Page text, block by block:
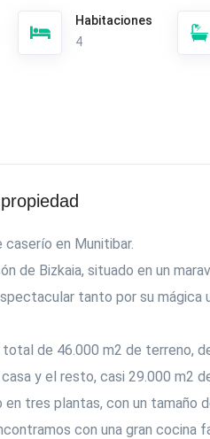
Habitaciones
4
en Munitibar.
de Bizkaia, situado en un
tanto por su mágica
de 46.000 m2 de terreno,
y el resto, casi 29.000 m2
tres plantas, con un tamaño
con una gran